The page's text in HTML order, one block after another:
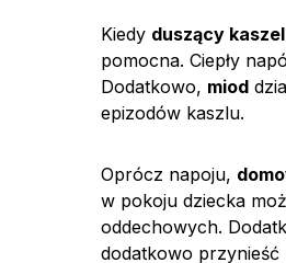
Kiedy duszący
pomocna. Ciepły
Dodatkowo, miod
epizodów kaszlu.
Oprócz napoju,
w pokoju dziecka
oddechowych.
dodatkowo przynieść